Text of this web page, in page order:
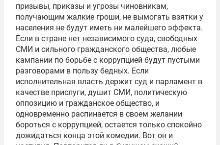
призывы, приказы и угрозы чиновникам,
получающим жалкие гроши, не вымогать взятки у
населения не будут иметь ни малейшего эффекта.
Если в стране нет независимого суда, свободных
СМИ и сильного гражданского общества, любые
кампании по борьбе с коррупцией будут пустыми
разговорами в пользу бедных. Если
исполнительная власть держит суд и парламент в
качестве прислуги, душит СМИ, политическую
оппозицию и гражданское общество, и
одновременно распинается в своем желании
бороться с коррупцией, остается только спокойно
дожидаться конца этой комедии. Вот он и